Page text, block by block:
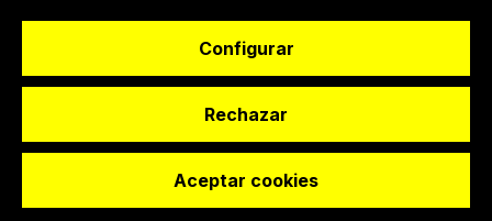
Solicitar reserva
© Dashboard Technologies S.L
Configurar
Rechazar
Aceptar cookies